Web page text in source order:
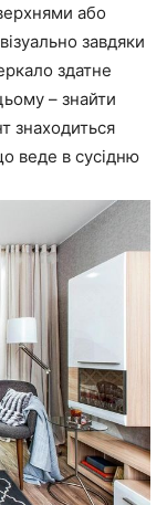
або
завдяки
здатне
– знайти
знаходиться
веде в сусідню